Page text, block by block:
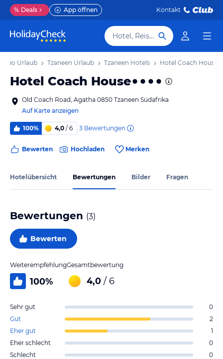
% Deals App öffnen Kontakt
Hotel, Reiseziel
Urlaub Tzaneen Urlaub Tzaneen Hotels Hotel Coach House
Hotel Coach House
Old Coach Road, Agatha 0850 Tzaneen Südafrika
Auf Karte anzeigen
100% 4,0 / 6 3 Bewertungen
Bewerten Hochladen Merken
Hotelübersicht Bewertungen Bilder Fragen
Bewertungen (3)
Bewerten
Weiterempfehlung
100%
Gesamtbewertung
4,0 / 6
Sehr gut
0
Gut
2
Eher gut
1
Eher schlecht
0
Schlecht
0